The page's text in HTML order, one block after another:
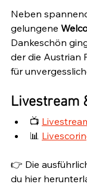
Neben
gelungene
Dankeschön
der die Austrian
für
Livestream
📺
📊
👉 Die
du hier